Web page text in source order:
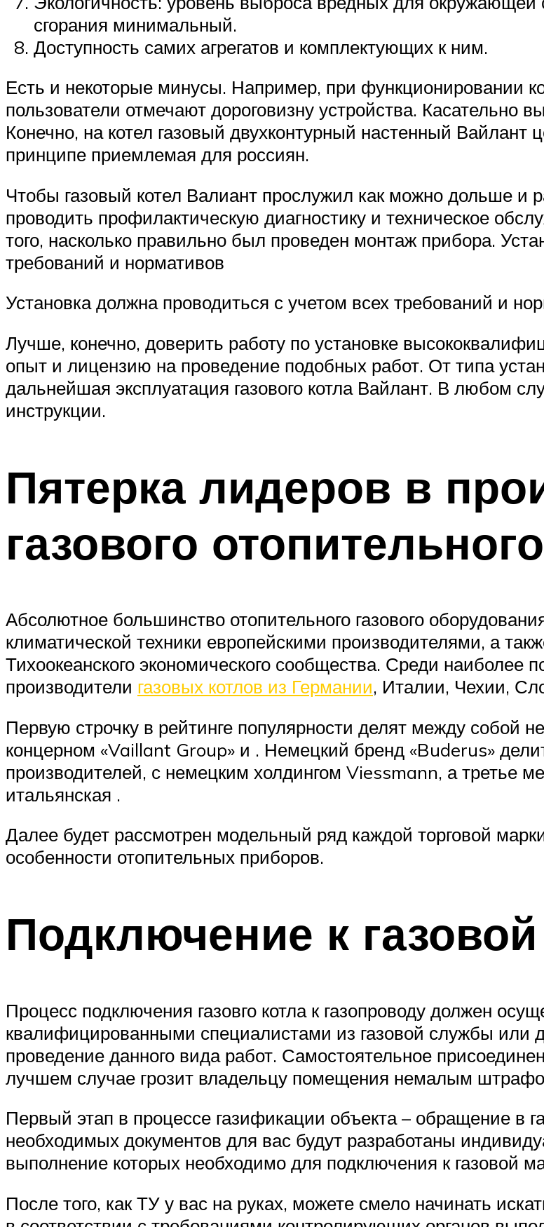
сгорания минимальный.
Доступность самих агрегатов и комплектующих к ним.
Есть и некоторые минусы. Например, при функционировании
пользователи отмечают дороговизну устройства. Касательно
Конечно, на котел газовый двухконтурный настенный
принципе приемлемая для россиян.
Чтобы газовый котел Валиант прослужил как можно дольше и
проводить профилактическую диагностику и техническое
того, насколько правильно был проведен монтаж прибора.
требований и нормативов
Установка должна проводиться с учетом всех требований и
Лучше, конечно, доверить работу по установке
опыт и лицензию на проведение подобных работ. От типа
дальнейшая эксплуатация газового котла Вайлант. В любом
инструкции.
Пятерка лидеров в
газового
Абсолютное большинство отопительного газового
климатической техники европейскими производителями, а
Тихоокеанского экономического сообщества. Среди
производители газовых котлов из Германии, Италии, Чехии,
Первую строчку в рейтинге популярности делят между собой
концерном «Vaillant Group» и . Немецкий бренд «Buderus»
производителей, с немецким холдингом Viessmann, а третье
итальянская .
Далее будет рассмотрен модельный ряд каждой торговой
особенности отопительных приборов.
Подключение к
Процесс подключения газовго котла к газопроводу должен
квалифицированными специалистами из газовой службы или
проведение данного вида работ. Самостоятельное
лучшем случае грозит владельцу помещения немалым
Первый этап в процессе газификации объекта – обращение в
необходимых документов для вас будут разработаны
выполнение которых необходимо для подключения к газовой
После того, как ТУ у вас на руках, можете смело начинать